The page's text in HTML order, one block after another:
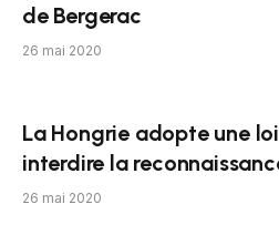
de Bergerac
26 mai 2020
La Hongrie adopte une
interdire la
26 mai 2020